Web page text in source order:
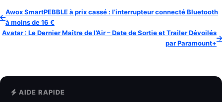
Awox SmartPEBBLE à prix cassé : l’interrupteur connecté Bluetooth
à moins de 16 €
Avatar : Le Dernier Maître de l’Air – Date de Sortie et Trailer Dévoilés
par Paramount+
AIDE RAPIDE